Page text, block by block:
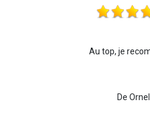
Au top, je
De